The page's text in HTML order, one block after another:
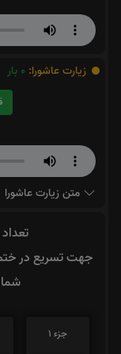
زیارت عاشورا: 0 بار
متن زیارت عاشورا
جهت تسریع در
جزء 1